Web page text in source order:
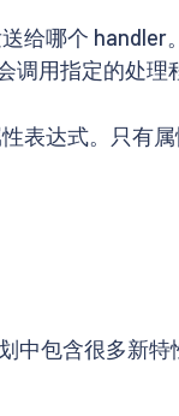
给哪个 handler
用指定的处理
表达式。只有
中包含很多新